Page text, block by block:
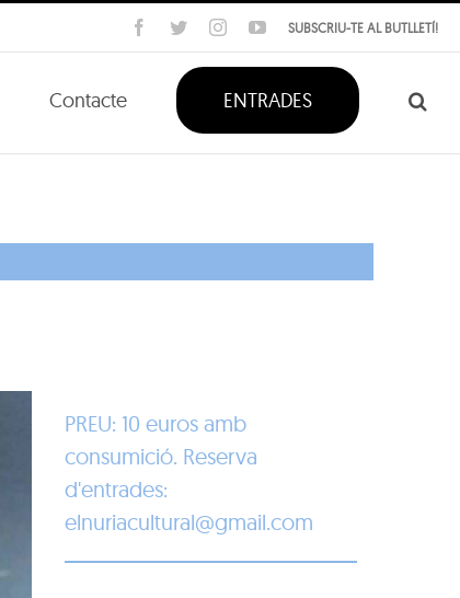
SUBSCRIU-TE AL BUTLLETÍ!
Facebook
TwitterInstagramYouTube
Contacte ENTRADES
PREU: 10 euros amb
consumició. Reserva
d'entrades:
elnuriacultural@gmail.com